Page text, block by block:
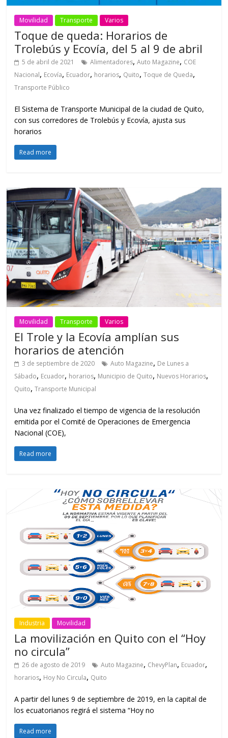
Movilidad Transporte Varios
Toque de queda: Horarios de
Trolebús y Ecovía, del 5 al 9 de abril
5 de abril de 2021 Alimentadores,Auto Magazine, COE
Nacional, Ecovía, Ecuador, horarios, Quito,Toque de Queda,
Transporte Público
El Sistema de Transporte Municipal de la ciudad de Quito,
con sus corredores de Trolebús y Ecovía, ajusta sus
horarios
Read more
Movilidad Transporte Varios
El Trole y la Ecovía amplían sus
horarios de atención
3 de septiembre de 2020 Auto Magazine, De Lunes a
Sábado, Ecuador, horarios, Municipio de Quito, Nuevos Horarios,
Quito,Transporte Municipal
Una vez finalizado el tiempo de vigencia de la resolución
emitida por el Comité de Operaciones de Emergencia
Nacional (COE),
Read more
Industria Movilidad
La movilización en Quito con el “Hoy
no circula”
26 de agosto de 2019 Auto Magazine, ChevyPlan, Ecuador,
horarios, Hoy No Circula, Quito
A partir del lunes 9 de septiembre de 2019, en la capital de
los ecuatorianos regirá el sistema “Hoy no
Read more